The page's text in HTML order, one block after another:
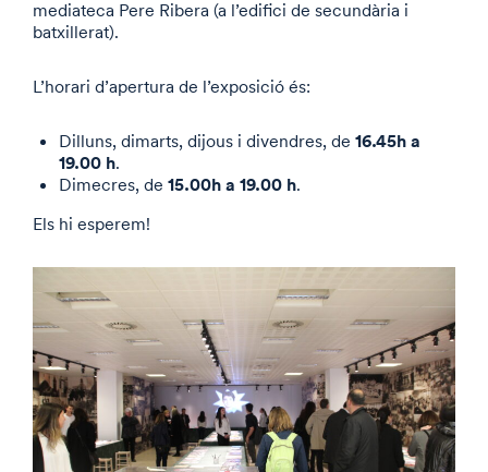
mediateca Pere Ribera (a l’edifici de secundària i
batxillerat).
L’horari d’apertura de l’exposició és:
Dilluns, dimarts, dijous i divendres, de 16.45h a
19.00 h.
Dimecres, de 15.00h a 19.00 h.
Els hi esperem!